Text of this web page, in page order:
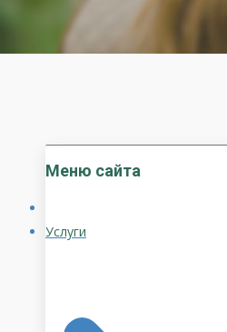
Меню сайта
Услуги